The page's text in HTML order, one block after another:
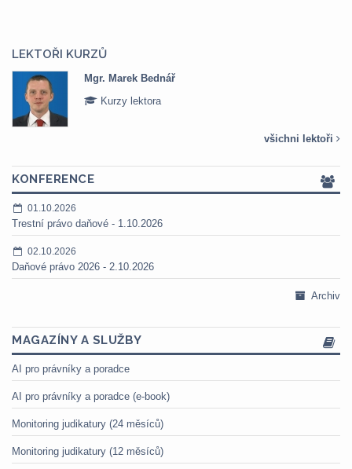
LEKTOŘI KURZŮ
Mgr. Marek Bednář
Kurzy lektora
všichni lektoři
KONFERENCE
01.10.2026
Trestní právo daňové - 1.10.2026
02.10.2026
Daňové právo 2026 - 2.10.2026
Archiv
MAGAZÍNY A SLUŽBY
AI pro právníky a poradce
AI pro právníky a poradce (e-book)
Monitoring judikatury (24 měsíců)
Monitoring judikatury (12 měsíců)